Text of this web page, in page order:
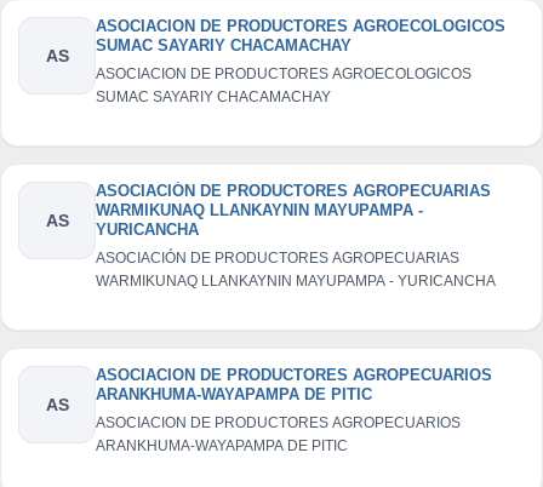
AS
ASOCIACION DE PRODUCTORES AGROECOLOGICOS
SUMAC SAYARIY CHACAMACHAY
ASOCIACION DE PRODUCTORES AGROECOLOGICOS
SUMAC SAYARIY CHACAMACHAY
AS
ASOCIACIÓN DE PRODUCTORES AGROPECUARIAS
WARMIKUNAQ LLANKAYNIN MAYUPAMPA -
YURICANCHA
ASOCIACIÓN DE PRODUCTORES AGROPECUARIAS
WARMIKUNAQ LLANKAYNIN MAYUPAMPA - YURICANCHA
AS
ASOCIACION DE PRODUCTORES AGROPECUARIOS
ARANKHUMA-WAYAPAMPA DE PITIC
ASOCIACION DE PRODUCTORES AGROPECUARIOS
ARANKHUMA-WAYAPAMPA DE PITIC